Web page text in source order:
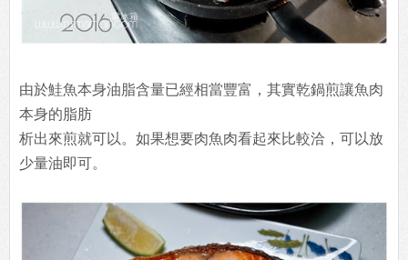
由於鮭魚本身油脂含量已經相當豐富，其實乾鍋煎讓魚肉
本身的脂肪
析出來煎就可以。如果想要肉魚肉看起來比較洽，可以放
少量油即可。